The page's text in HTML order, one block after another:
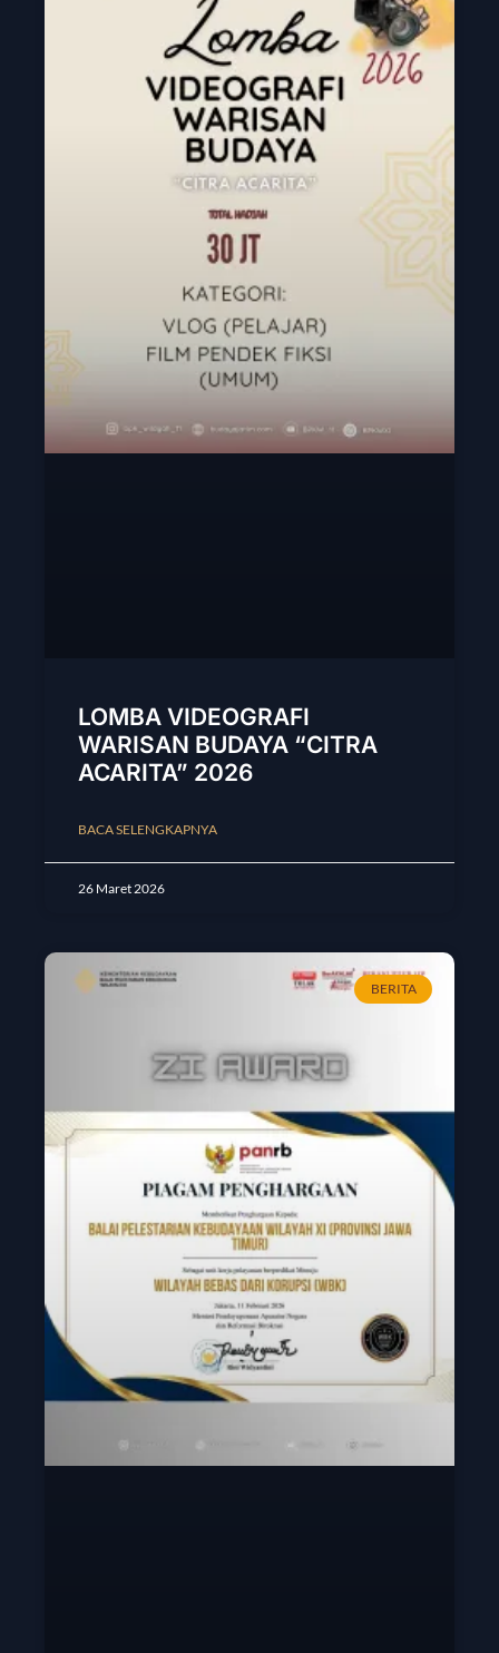
LOMBA VIDEOGRAFI
WARISAN BUDAYA “CITRA
ACARITA” 2026
BACA SELENGKAPNYA
26 Maret 2026
BERITA